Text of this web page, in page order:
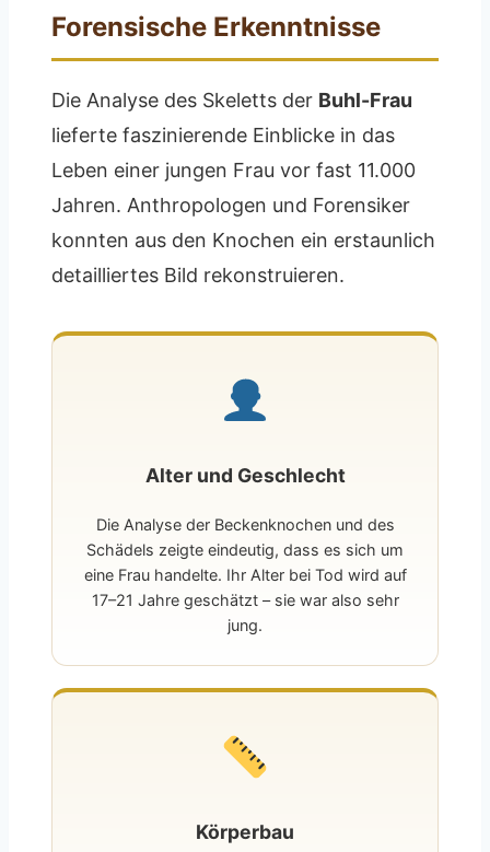
Forensische Erkenntnisse
Die Analyse des Skeletts der Buhl-Frau
lieferte faszinierende Einblicke in das
Leben einer jungen Frau vor fast 11.000
Jahren. Anthropologen und Forensiker
konnten aus den Knochen ein erstaunlich
detailliertes Bild rekonstruieren.
Alter und Geschlecht
Die Analyse der Beckenknochen und des
Schädels zeigte eindeutig, dass es sich um
eine Frau handelte. Ihr Alter bei Tod wird auf
17–21 Jahre geschätzt – sie war also sehr
jung.
Körperbau